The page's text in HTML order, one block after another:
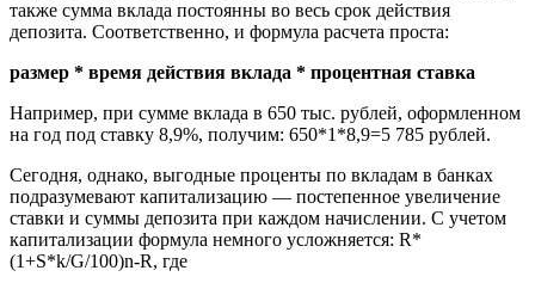
также сумма вклада постоянны во весь срок действия
депозита. Соответственно, и формула расчета проста:
размер * время действия вклада * процентная ставка
Например, при сумме вклада в 650 тыс. рублей, оформленном
на год под ставку 8,9%, получим: 650*1*8,9=5 785 рублей.
Сегодня, однако, выгодные проценты по вкладам в банках
подразумевают капитализацию — постепенное увеличение
ставки и суммы депозита при каждом начислении. С учетом
капитализации формула немного усложняется: R*
(1+S*k/G/100)n-R, где